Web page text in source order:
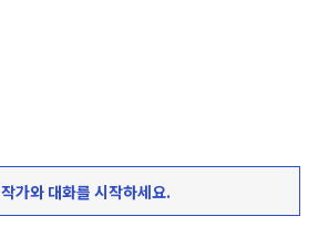
작가와 대화를 시작하세요.